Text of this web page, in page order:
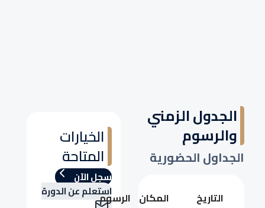
الخيارات
المتاحة
سجل الآن
استعلم عن الدورة
الجدول الزمني
والرسوم
الجداول الحضورية
التاريخ المكان الرسوم